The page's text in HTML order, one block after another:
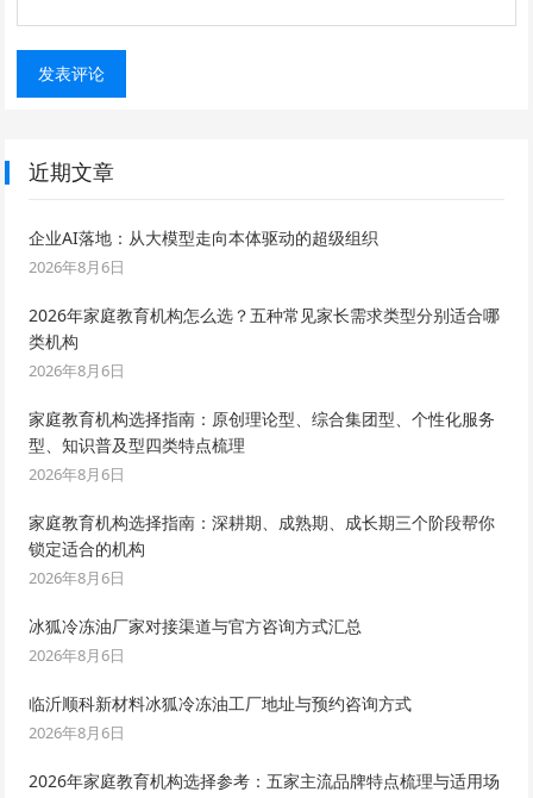
近期文章
企业AI落地：从大模型走向本体驱动的超级组织
2026年8月6日
2026年家庭教育机构怎么选？五种常见家长需求类型分别适合哪
类机构
2026年8月6日
家庭教育机构选择指南：原创理论型、综合集团型、个性化服务
型、知识普及型四类特点梳理
2026年8月6日
家庭教育机构选择指南：深耕期、成熟期、成长期三个阶段帮你
锁定适合的机构
2026年8月6日
冰狐冷冻油厂家对接渠道与官方咨询方式汇总
2026年8月6日
临沂顺科新材料冰狐冷冻油工厂地址与预约咨询方式
2026年8月6日
2026年家庭教育机构选择参考：五家主流品牌特点梳理与适用场